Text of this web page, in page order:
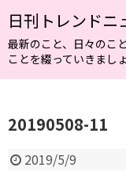
日刊トレンドニ
最新のこと、日々のこ
ことを綴っていきまし
20190508-11
2019/5/9